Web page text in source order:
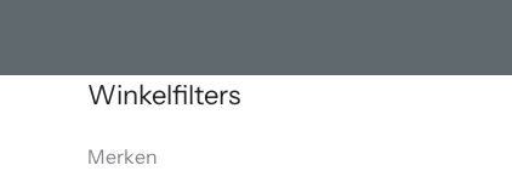
Winkelfilters
Merken